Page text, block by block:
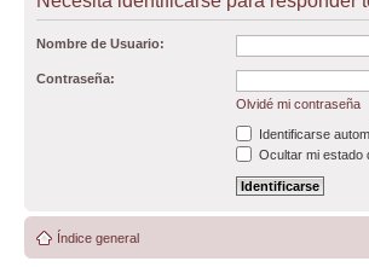
Nombre de Usuario:
Contraseña:
Olvidé mi contraseña
Identificarse
Ocultar mi estado
Índice general